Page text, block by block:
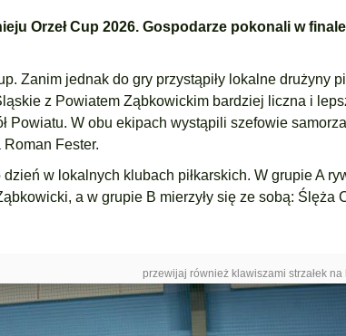
Orzeł Cup 2026. Gospodarze pokonali w
Zanim jednak do gry przystąpiły lokalne drużyny
z Powiatem Ząbkowickim bardziej liczna i
Powiatu. W obu ekipach wystąpili szefowie
Fester.
w lokalnych klubach piłkarskich. W grupie A
a w grupie B mierzyły się ze sobą: Ślęża
przewijaj również klawiszami strzałek na